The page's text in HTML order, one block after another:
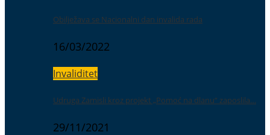
Obilježava se Nacionalni dan invalida rada
16/03/2022
Invaliditet
Udruga Zamisli kroz projekt „Pomoć na dlanu“ zaposlila…
29/11/2021